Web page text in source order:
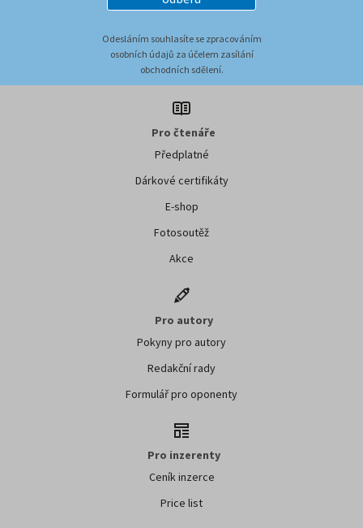
Odesláním souhlasíte se zpracováním
osobních údajů za účelem zasílání
obchodních sdělení.
Pro čtenáře
Předplatné
Dárkové certifikáty
E-shop
Fotosoutěž
Akce
Pro autory
Pokyny pro autory
Redakční rady
Formulář pro oponenty
Pro inzerenty
Ceník inzerce
Price list